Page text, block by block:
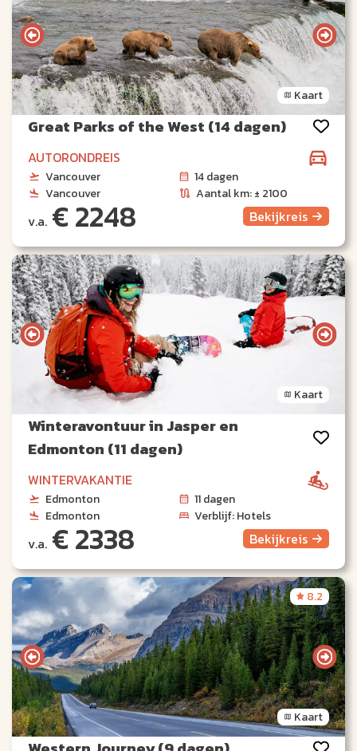
Kaart
Great Parks of the West (14 dagen)
AUTORONDREIS
Vancouver
14 dagen
Vancouver
Aantal km: ± 2100
v.a. € 2248 Bekijkreis
Kaart
Winteravontuur in Jasper en
Edmonton (11 dagen)
WINTERVAKANTIE
Edmonton
11 dagen
Edmonton
Verblijf: Hotels
v.a. € 2338 Bekijkreis
8.2
Kaart